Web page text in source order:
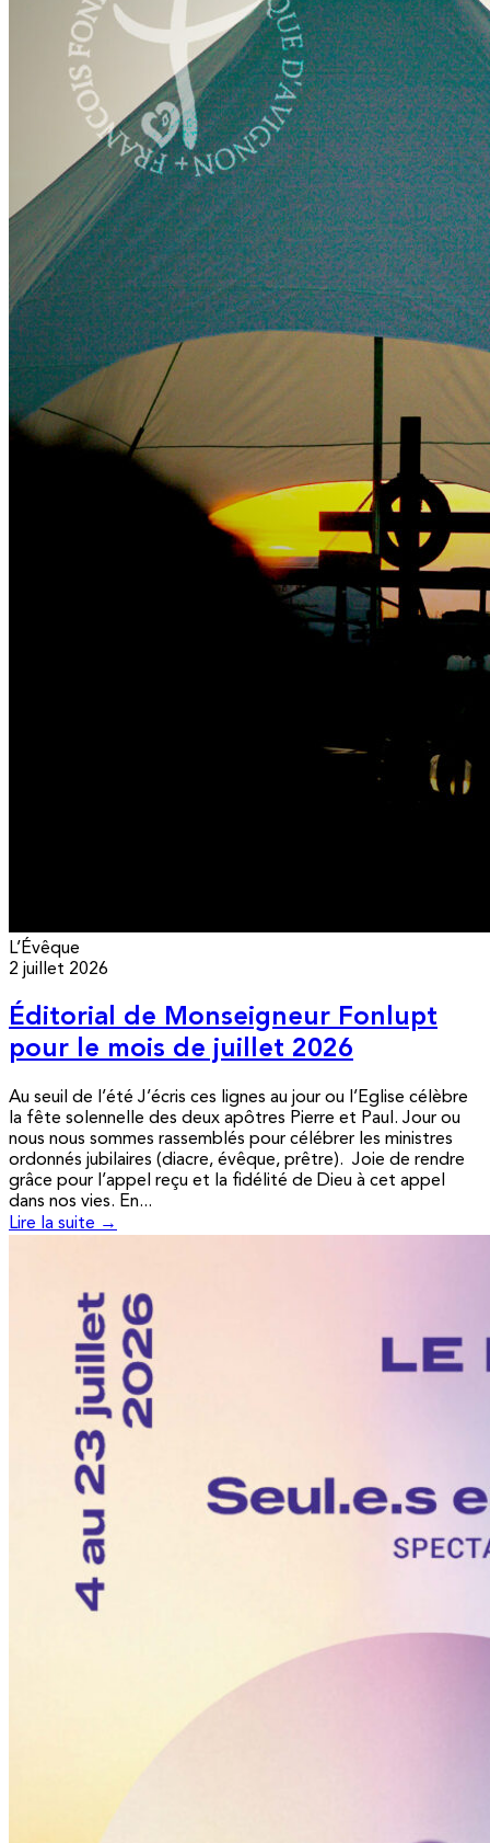
L’Évêque
2 juillet 2026
Éditorial de Monseigneur Fonlupt
pour le mois de juillet 2026
Au seuil de l’été J’écris ces lignes au jour ou l’Eglise célèbre
la fête solennelle des deux apôtres Pierre et Paul. Jour ou
nous nous sommes rassemblés pour célébrer les ministres
ordonnés jubilaires (diacre, évêque, prêtre). Joie de rendre
grâce pour l’appel reçu et la fidélité de Dieu à cet appel
dans nos vies. En...
Lire la suite →